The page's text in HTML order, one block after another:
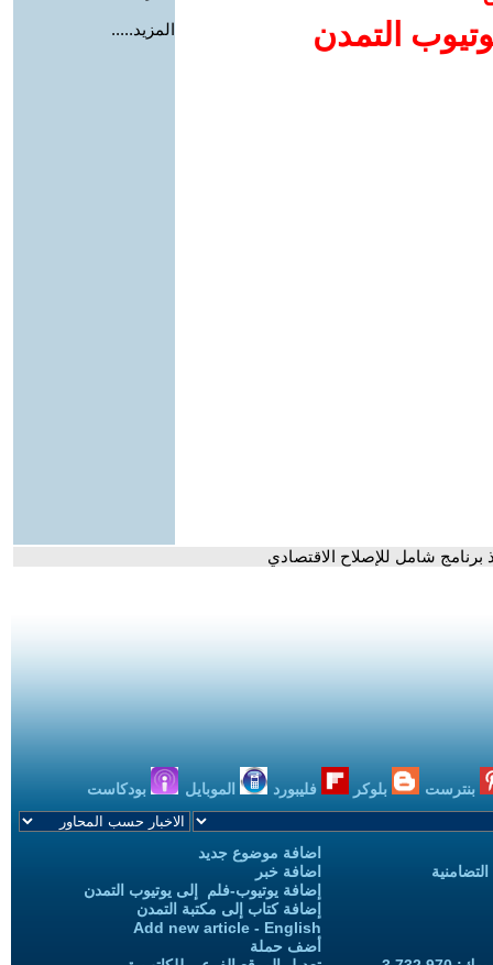
التمدن
المزيد.....
شامل للإصلاح الاقتصادي
بنترست بلوكر فليبورد الموبايل بودكاست
اضافة موضوع جديد
اضافة خبر
إضافة يوتيوب-فلم إلى يوتيوب التمدن
إضافة كتاب إلى مكتبة التمدن
Add new article - English
أضف حملة